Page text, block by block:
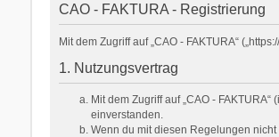
CAO - FAKTURA - Registrierung
Mit dem Zugriff auf „CAO - FAKTURA“
1. Nutzungsvertrag
Mit dem Zugriff auf „CAO -
einverstanden.
Wenn du mit diesen Regelungen